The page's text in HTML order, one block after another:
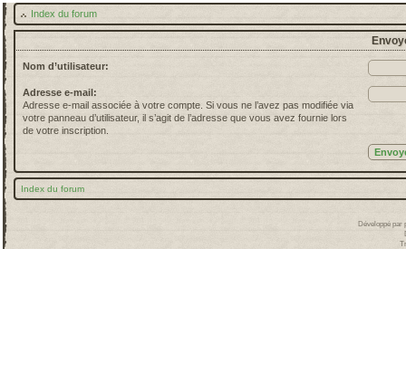
Index du forum
Nom d’utilisateur:
Adresse e-mail:
Adresse e-mail associée à votre compte. Si vous ne l’avez pas modifiée via
votre panneau d’utilisateur, il s’agit de l’adresse que vous avez fournie lors
de votre inscription.
Index du forum
Développé par